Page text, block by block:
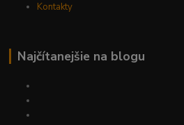
Kontakty
Najčítanejšie na blogu